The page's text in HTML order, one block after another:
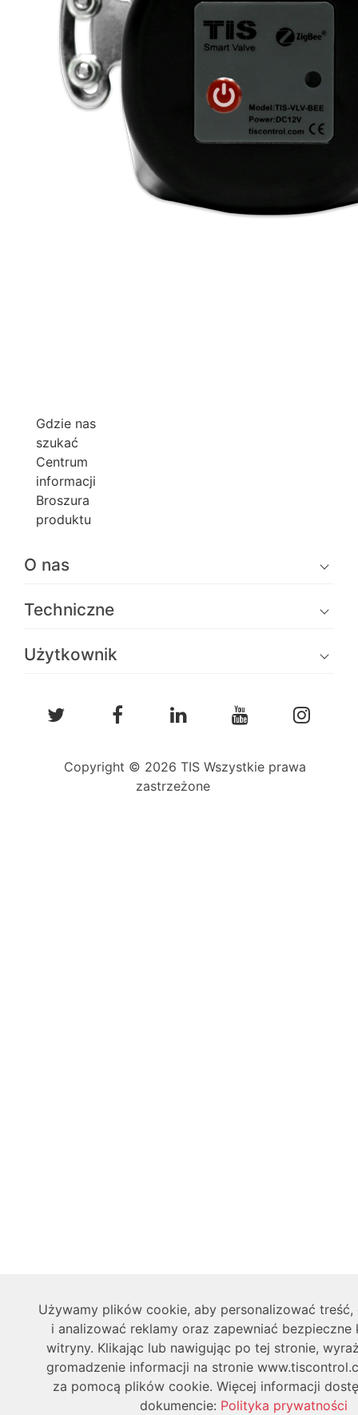
Gdzie nas
szukać
Centrum
informacji
Broszura
produktu
O nas
Techniczne
Użytkownik
Copyright © 2026 TIS Wszystkie prawa
zastrzeżone
Używamy plików cookie, aby personalizować
i analizować reklamy oraz zapewniać bezpieczne
witryny. Klikając lub nawigując po tej stronie,
gromadzenie informacji na stronie
za pomocą plików cookie. Więcej informacji
dokumencie: Polityka prywatności